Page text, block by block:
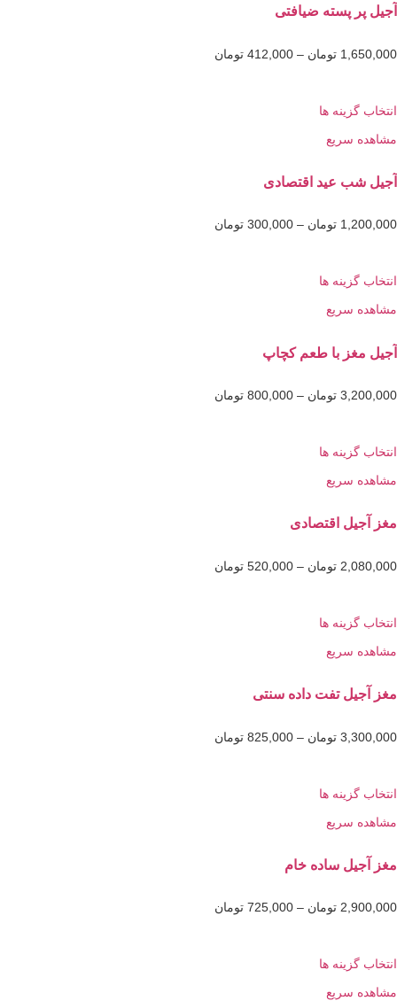
پسته ضیافتی
تومان –
412,000 تومان
ها
سریع
عید اقتصادی
تومان –
300,000 تومان
ها
سریع
با طعم کچاپ
تومان –
800,000 تومان
ها
سریع
اقتصادی
تومان –
520,000 تومان
ها
سریع
تفت داده سنتی
تومان –
825,000 تومان
ها
سریع
ساده خام
تومان –
725,000 تومان
ها
سریع